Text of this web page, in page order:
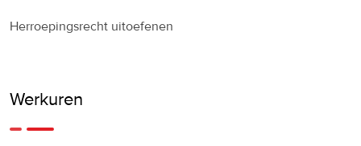
Herroepingsrecht uitoefenen
Werkuren